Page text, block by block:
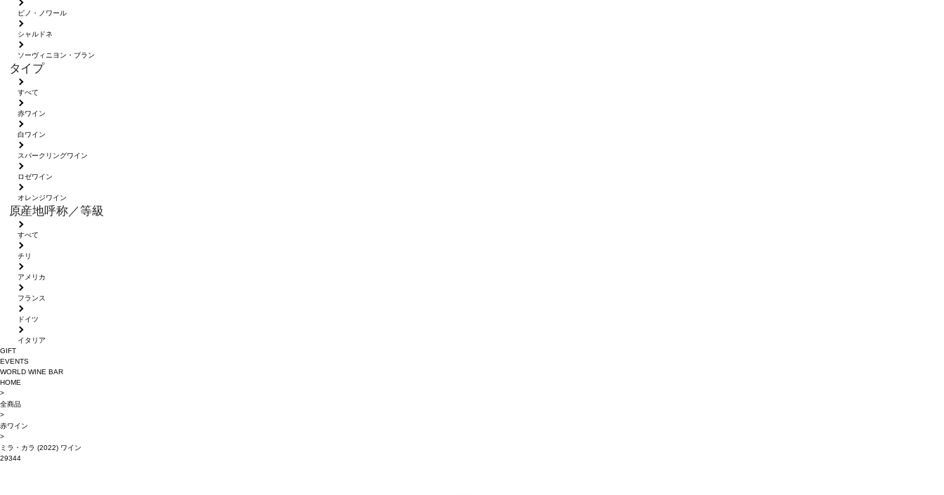
ピノ・ノワール
シャルドネ
ソーヴィニヨン・ブラン
タイプ
すべて
赤ワイン
白ワイン
スパークリングワイン
ロゼワイン
オレンジワイン
原産地呼称／等級
すべて
チリ
アメリカ
フランス
ドイツ
イタリア
GIFT
EVENTS
WORLD WINE BAR
HOME
>
全商品
>
赤ワイン
>
ミラ・カラ (2022) ワイン
29344